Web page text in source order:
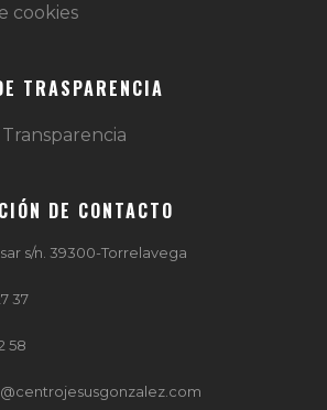
cookies
TRASPARENCIA
DE CONTACTO
s/n. 39300-Torrelavega
37
58